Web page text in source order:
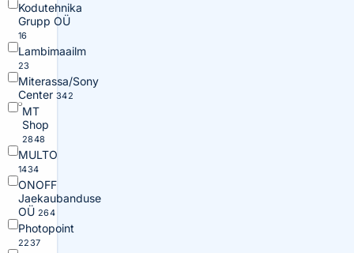
Kodutehnika
Grupp OÜ
16
Lambimaailm
23
Miterassa/Sony
Center 342
MT
Shop
2848
MULTO
1434
ONOFF
Jaekaubanduse
OÜ 264
Photopoint
2237